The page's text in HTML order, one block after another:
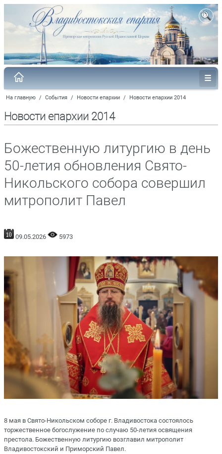
На главную / События / Новости епархии / Новости епархии 2014
Новости епархии 2014
Божественную литургию в день
50-летия обновления Свято-
Никольского собора совершил
митрополит Павел
09.05.2026 5973
8 мая в Свято-Никольском соборе г. Владивостока состоялось
торжественное богослужение по случаю 50-летия освящения
престола. Божественную литургию возглавил митрополит
Владивостокский и Приморский Павел.